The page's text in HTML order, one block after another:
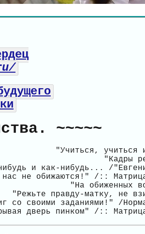
~~~~~
"Учиться,
"Кадры
и как-нибудь... /
не обижаются!" /::
"На обиженных
"Режьте правду-матку, не
со своими заданиями!" /
дверь пинком" /::